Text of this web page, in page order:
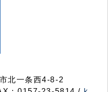
北一条西4-8-2